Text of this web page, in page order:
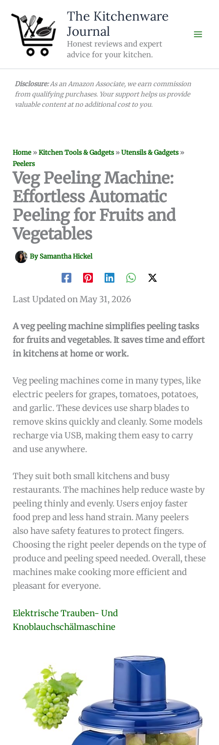
content
The Kitchenware
Journal
Honest reviews and expert
advice for your kitchen.
Disclosure:As an Amazon Associate, we earn commission
from qualifying purchases. Your support helps us provide
valuable content at no additional cost to you.
Home »Kitchen Tools & Gadgets»Utensils & Gadgets»
Peelers
Veg Peeling Machine:
Effortless Automatic
Peeling for Fruits and
Vegetables
BySamantha Hickel
Last Updated on May 31, 2026
A veg peeling machine simplifies peeling tasks
for fruits and vegetables. It saves time and effort
in kitchens at home or work.
Veg peeling machines come in many types, like
electric peelers for grapes, tomatoes, potatoes,
and garlic. These devices use sharp blades to
remove skins quickly and cleanly. Some models
recharge via USB, making them easy to carry
and use anywhere.
They suit both small kitchens and busy
restaurants. The machines help reduce waste by
peeling thinly and evenly. Users enjoy faster
food prep and less hand strain. Many peelers
also have safety features to protect fingers.
Choosing the right peeler depends on the type of
produce and peeling speed needed. Overall, these
machines make cooking more efficient and
pleasant for everyone.
Elektrische Trauben- Und
Knoblauchschälmaschine